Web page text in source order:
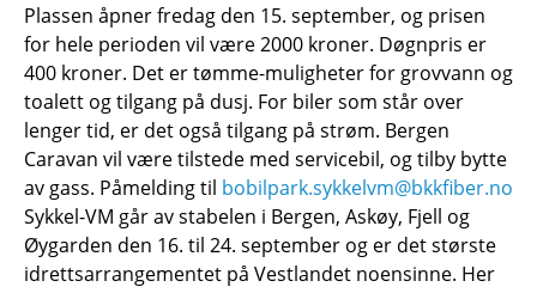
Plassen åpner fredag den 15. september, og prisen
for hele perioden vil være 2000 kroner. Døgnpris er
400 kroner. Det er tømme-muligheter for grovvann og
toalett og tilgang på dusj. For biler som står over
lenger tid, er det også tilgang på strøm. Bergen
Caravan vil være tilstede med servicebil, og tilby bytte
av gass. Påmelding til bobilpark.sykkelvm@bkkfiber.no
Sykkel-VM går av stabelen i Bergen, Askøy, Fjell og
Øygarden den 16. til 24. september og er det største
idrettsarrangementet på Vestlandet noensinne. Her